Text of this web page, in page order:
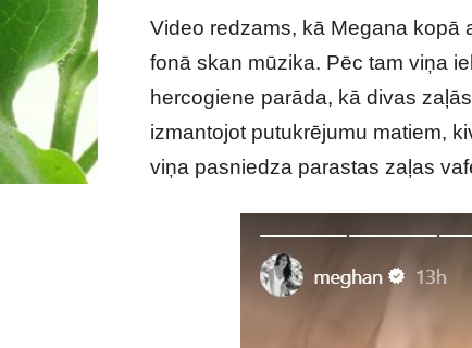
Video redzams, kā Megana kopā
fonā skan mūzika. Pēc tam viņa
hercogiene parāda, kā divas
izmantojot putukrējumu matiem,
viņa pasniedza parastas zaļas